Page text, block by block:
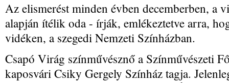
Az elismerést minden évben decemberben, a
alapján ítélik oda - írják, emlékeztetve arra,
vidéken, a szegedi Nemzeti Színházban.
Csapó Virág színművésznő a Színművészeti
kaposvári Csiky Gergely Színház tagja.